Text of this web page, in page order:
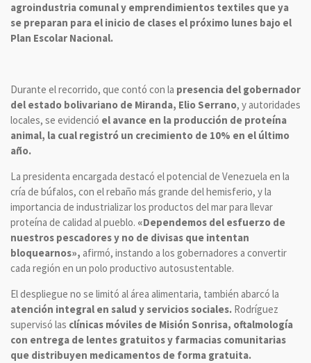
agroindustria comunal y emprendimientos textiles que ya
se preparan para el inicio de clases el próximo lunes bajo el
Plan Escolar Nacional.
Durante el recorrido, que contó con la presencia del gobernador
del estado bolivariano de Miranda, Elio Serrano, y autoridades
locales, se evidenció el avance en la producción de proteína
animal, la cual registró un crecimiento de 10% en el último
año.
La presidenta encargada destacó el potencial de Venezuela en la
cría de búfalos, con el rebaño más grande del hemisferio, y la
importancia de industrializar los productos del mar para llevar
proteína de calidad al pueblo. «Dependemos del esfuerzo de
nuestros pescadores y no de divisas que intentan
bloquearnos», afirmó, instando a los gobernadores a convertir
cada región en un polo productivo autosustentable.
El despliegue no se limitó al área alimentaria, también abarcó la
atención integral en salud y servicios sociales. Rodríguez
supervisó las clínicas móviles de Misión Sonrisa, oftalmología
con entrega de lentes gratuitos y farmacias comunitarias
que distribuyen medicamentos de forma gratuita.